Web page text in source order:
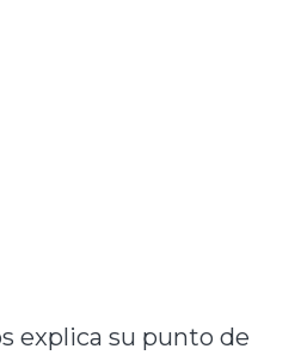
explica su punto de